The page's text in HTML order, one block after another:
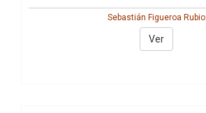
Sebastián Figueroa Rubio
Ver